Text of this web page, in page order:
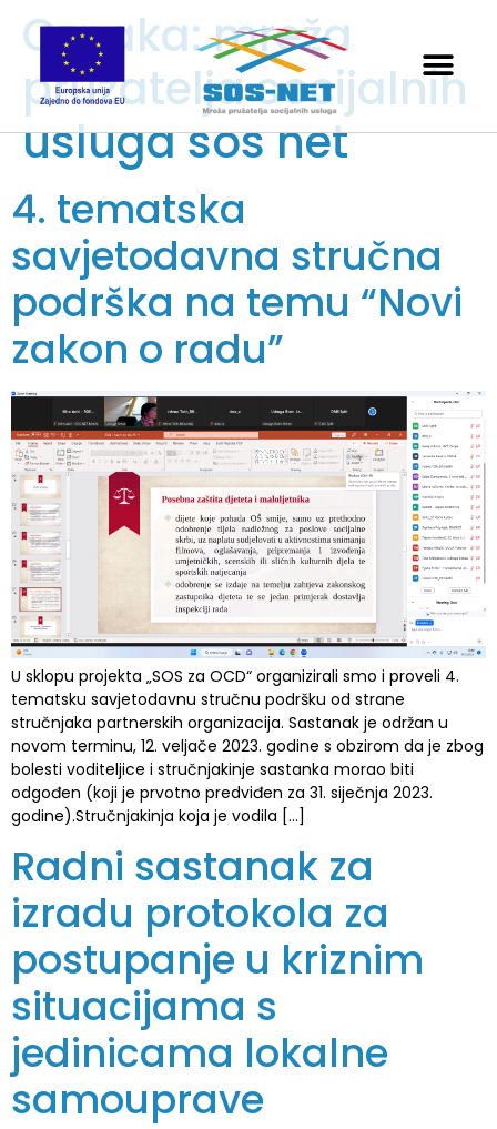
Oznaka:mreža
pružatelja socijalnih
usluga sos net
4. tematska
savjetodavna stručna
podrška na temu “Novi
zakon o radu”
U sklopu projekta „SOS za OCD“ organizirali smo i proveli 4.
tematsku savjetodavnu stručnu podršku od strane
stručnjaka partnerskih organizacija. Sastanak je održan u
novom terminu, 12. veljače 2023. godine s obzirom da je zbog
bolesti voditeljice i stručnjakinje sastanka morao biti
odgođen (koji je prvotno predviđen za 31. siječnja 2023.
godine).Stručnjakinja koja je vodila […]
Radni sastanak za
izradu protokola za
postupanje u kriznim
situacijama s
jedinicama lokalne
samouprave